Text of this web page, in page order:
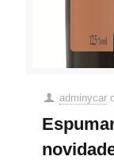
adminycar